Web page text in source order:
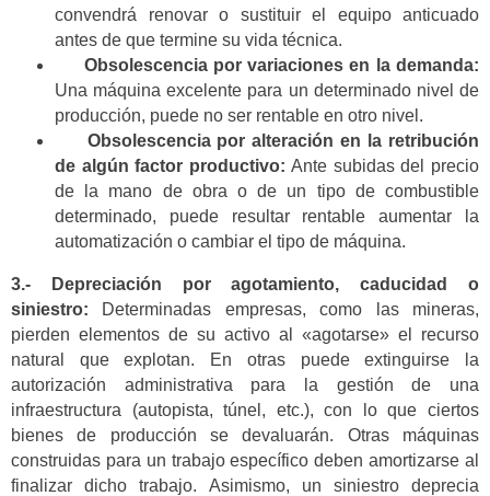
convendrá renovar o sustituir el equipo anticuado
antes de que termine su vida técnica.
Obsolescencia por variaciones en la demanda:
Una máquina excelente para un determinado nivel de
producción, puede no ser rentable en otro nivel.
Obsolescencia por alteración en la retribución
de algún factor productivo: Ante subidas del precio
de la mano de obra o de un tipo de combustible
determinado, puede resultar rentable aumentar la
automatización o cambiar el tipo de máquina.
3.- Depreciación por agotamiento, caducidad o
siniestro: Determinadas empresas, como las mineras,
pierden elementos de su activo al «agotarse» el recurso
natural que explotan. En otras puede extinguirse la
autorización administrativa para la gestión de una
infraestructura (autopista, túnel, etc.), con lo que ciertos
bienes de producción se devaluarán. Otras máquinas
construidas para un trabajo específico deben amortizarse al
finalizar dicho trabajo. Asimismo, un siniestro deprecia